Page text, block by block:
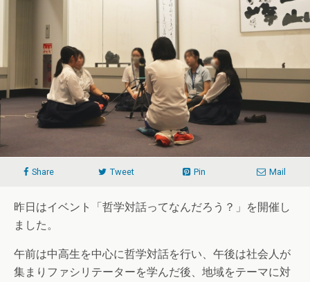
Share Tweet Pin Mail
昨日はイベント「哲学対話ってなんだろう？」を開催し
ました。
午前は中高生を中心に哲学対話を行い、午後は社会人が
集まりファシリテーターを学んだ後、地域をテーマに対